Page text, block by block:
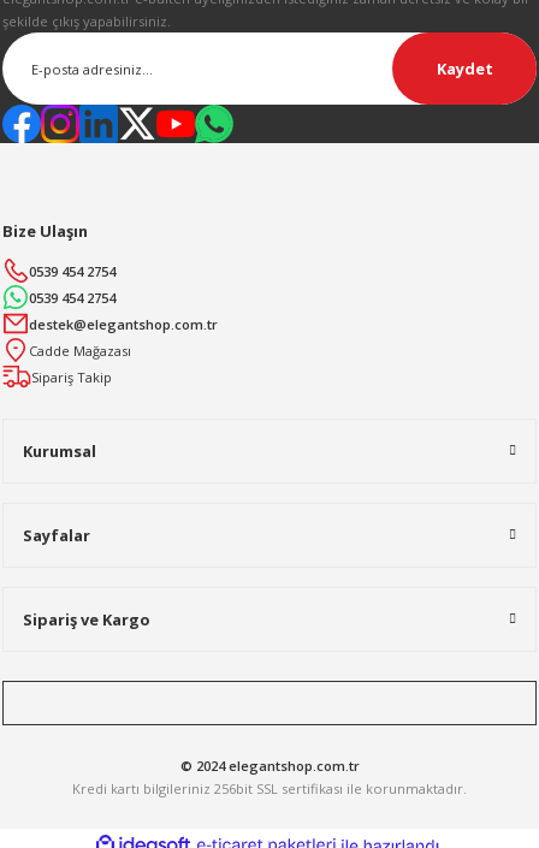
şekilde çıkış yapabilirsiniz.
Kaydet
Kurumsal
Sayfalar
Sipariş ve Kargo
Bize Ulaşın
0539 454 2754
0539 454 2754
destek@elegantshop.com.tr
Cadde Mağazası
Sipariş Takip
© 2024 elegantshop.com.tr
Kredi kartı bilgileriniz 256bit SSL sertifikası ile korunmaktadır.
ideasoft